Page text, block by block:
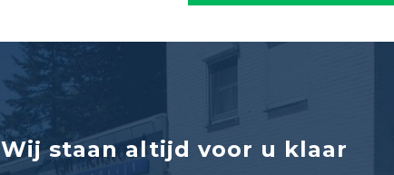
Wij staan altijd voor u klaar